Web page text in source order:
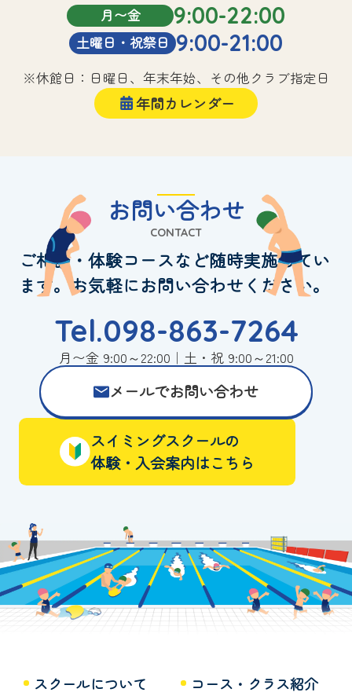
月〜金 9:00-22:00
土曜日・祝祭日 9:00-21:00
※休館日：日曜日、年末年始、その他クラブ指定日
年間カレンダー
お問い合わせ
CONTACT
ご相談・体験コースなど随時実施してい
ます。お気軽にお問い合わせください。
Tel.098-863-7264
月〜金 9:00～22:00｜土・祝 9:00～21:00
メールでお問い合わせ
スイミングスクールの
体験・入会案内はこちら
スクールについて
コース・クラス紹介